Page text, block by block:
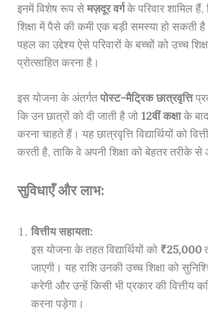
इनमें विशेष रूप से मज़दूर वर्गके परिवार शामिल
शिक्षा में पैसे की कमी एक बड़ी समस्या हो सकती
पहल का उद्देश्य ऐसे परिवारों के बच्चों को उच्च
प्रोत्साहित करना है।
इस योजना के अंतर्गत पोस्ट-मैट्रिक छात्रवृत्ति
कि उन छात्रों को दी जाती है जो 12वीं कक्षाके बाद
करना चाहते हैं। यह छात्रवृत्ति विद्यार्थियों को
करती है, ताकि वे अपनी शिक्षा को बेहतर तरीके
सुविधाएँ और लाभ:
वित्तीय सहायता:
इस योजना के तहत विद्यार्थियों को ₹25,000
जाएगी। यह राशि उनकी उच्च शिक्षा को
करेगी और उन्हें किसी भी प्रकार की वित्तीय
करना पड़ेगा।